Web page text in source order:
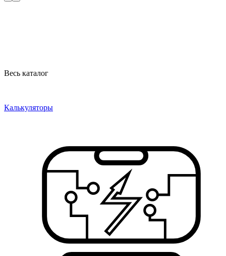
Весь каталог
Калькуляторы